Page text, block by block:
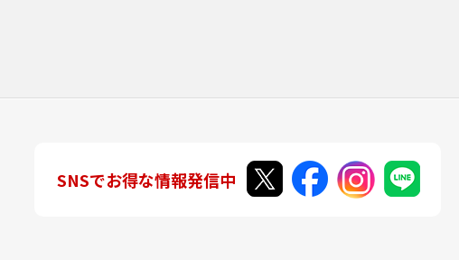
SNSでお得な情報発信中